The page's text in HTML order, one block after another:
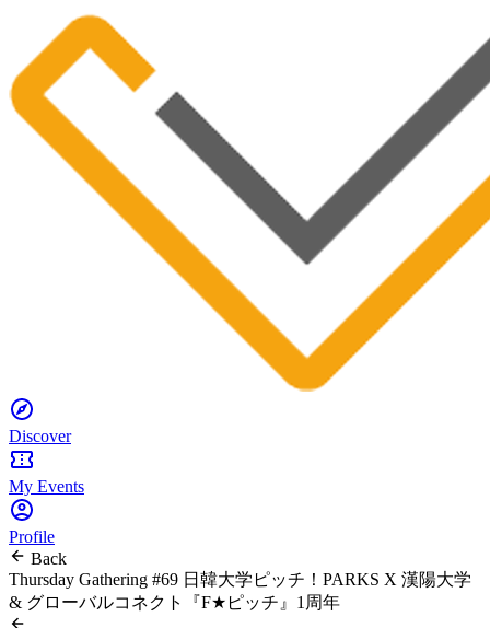
Discover
My Events
Profile
Back
Thursday Gathering #69 日韓大学ピッチ！PARKS X 漢陽大学
& グローバルコネクト『F★ピッチ』1周年